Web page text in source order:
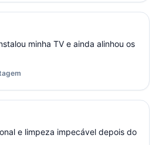
minha TV e ainda alinhou os
e limpeza impecável depois do